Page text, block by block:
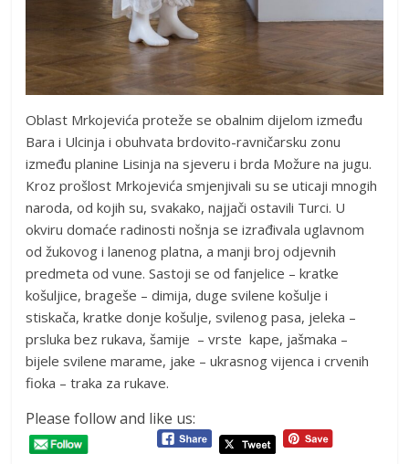
Oblast Mrkojevića proteže se obalnim dijelom između
Bara i Ulcinja i obuhvata brdovito-ravničarsku zonu
između planine Lisinja na sjeveru i brda Možure na jugu.
Kroz prošlost Mrkojevića smjenjivali su se uticaji mnogih
naroda, od kojih su, svakako, najjači ostavili Turci. U
okviru domaće radinosti nošnja se izrađivala uglavnom
od žukovog i lanenog platna, a manji broj odjevnih
predmeta od vune. Sastoji se od fanjelice – kratke
košuljice, brageše – dimija, duge svilene košulje i
stiskača, kratke donje košulje, svilenog pasa, jeleka –
prsluka bez rukava, šamije – vrste kape, jašmaka –
bijele svilene marame, jake – ukrasnog vijenca i crvenih
fioka – traka za rukave.
Please follow and like us: